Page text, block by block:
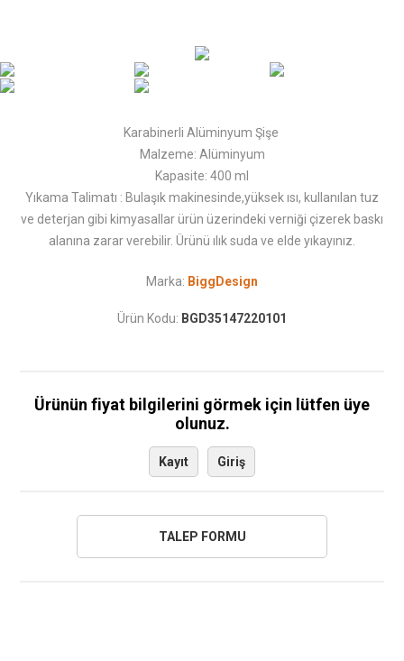
Karabinerli Alüminyum Şişe
Malzeme: Alüminyum
Kapasite: 400 ml
Yıkama Talimatı : Bulaşık makinesinde,yüksek ısı, kullanılan tuz
ve deterjan gibi kimyasallar ürün üzerindeki verniği çizerek baskı
alanına zarar verebilir. Ürünü ılık suda ve elde yıkayınız.
Marka: BiggDesign
Ürün Kodu: BGD35147220101
Ürünün fiyat bilgilerini görmek için lütfen üye
olunuz.
Kayıt Giriş